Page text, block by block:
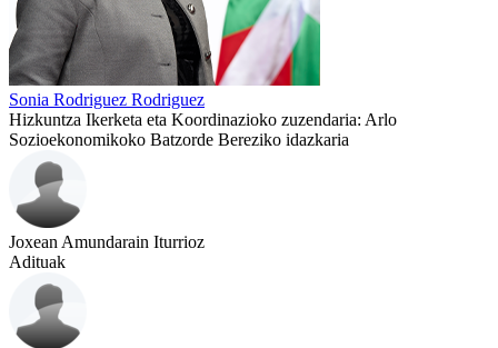
Sonia Rodriguez Rodriguez
Hizkuntza Ikerketa eta Koordinazioko zuzendaria: Arlo
Sozioekonomikoko Batzorde Bereziko idazkaria
Joxean Amundarain Iturrioz
Adituak